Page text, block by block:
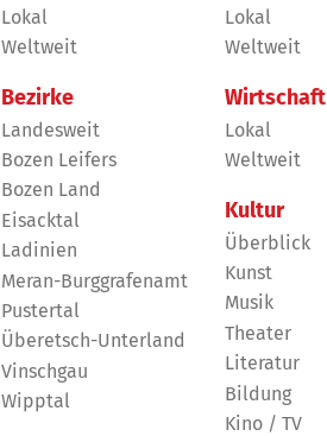
Lokal
Weltweit
Bezirke
Landesweit
Bozen Leifers
Bozen Land
Eisacktal
Ladinien
Meran-Burggrafenamt
Pustertal
Überetsch-Unterland
Vinschgau
Wipptal
Lokal
Weltweit
Wirtschaft
Lokal
Weltweit
Kultur
Überblick
Kunst
Musik
Theater
Literatur
Bildung
Kino / TV